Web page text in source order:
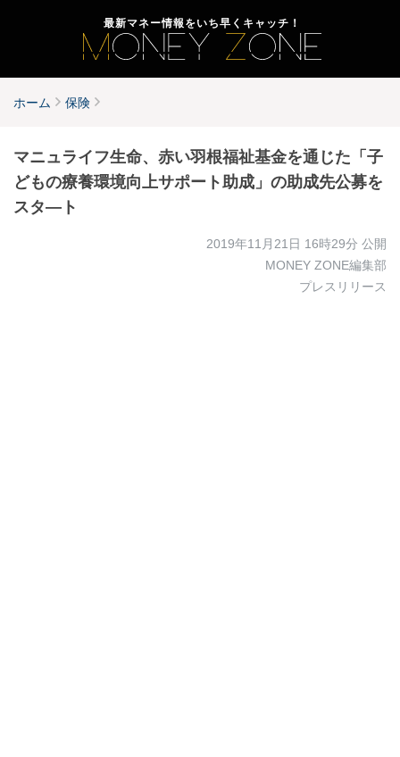
最新マネー情報をいち早くキャッチ！
ホーム 保険
マニュライフ生命、赤い羽根福祉基金を通じた「子
どもの療養環境向上サポート助成」の助成先公募を
スタ―ト
2019年11月21日 16時29分 公開
MONEY ZONE編集部
プレスリリース